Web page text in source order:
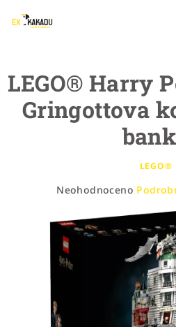
LEGO® Harry
Gringottova
LEGO®
Průměrné
produktu
je
0,0
z
Neohodnoceno